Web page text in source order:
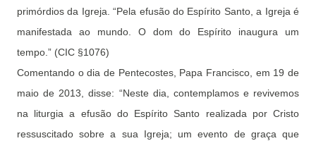
primórdios da Igreja. “Pela efusão do Espírito Santo, a Igreja é
manifestada ao mundo. O dom do Espírito inaugura um
tempo.” (CIC §1076)
Comentando o dia de Pentecostes, Papa Francisco, em 19 de
maio de 2013, disse: “Neste dia, contemplamos e revivemos
na liturgia a efusão do Espírito Santo realizada por Cristo
ressuscitado sobre a sua Igreja; um evento de graça que